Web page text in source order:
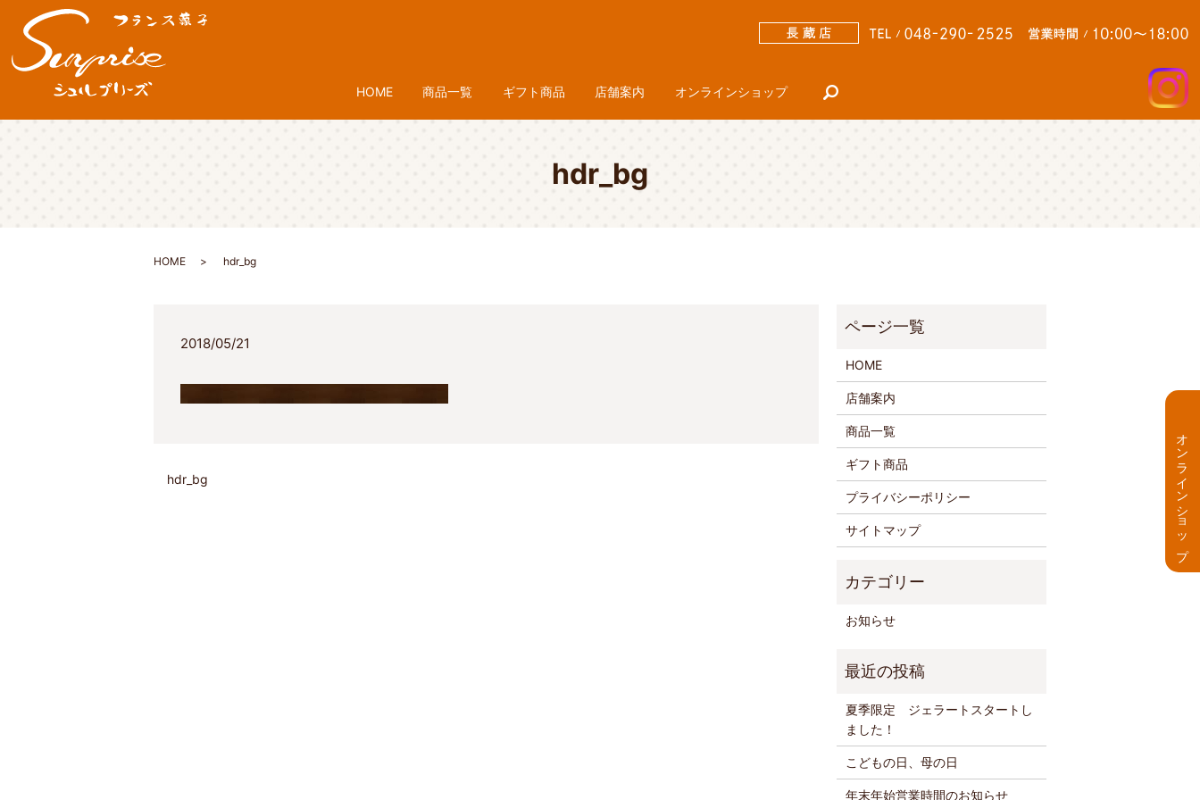
HOME 商品一覧 ギフト商品 店舗案内 オンラインショップ
hdr_bg
HOME hdr_bg
2018/05/21
hdr_bg
HOME
店舗案内
商品一覧
ギフト商品
プライバシーポリシー
サイトマップ
お知らせ
夏季限定 ジェラートスタートし
ました！
こどもの日、母の日
年末年始営業時間のお知らせ
オンラインショップ